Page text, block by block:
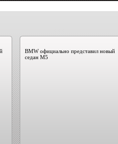
BMW официально представил новый
седан M5